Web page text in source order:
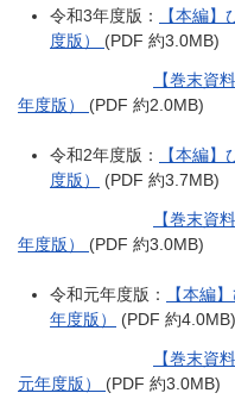
令和3年度版： 【本編】
度版） (PDF 約3.0MB)
【巻末資
年度版） (PDF 約2.0MB)
令和2年度版：
【本編
度版）
(PDF 約3.7MB)
【巻末資
年度版） (PDF 約3.0MB)
令和元年度版：
【本編
年度版）
(PDF 約4.0MB)
【巻末資
元年度版） (PDF 約3.0MB)